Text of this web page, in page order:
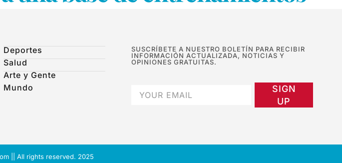
Deportes
Salud
Arte y Gente
Mundo
SUSCRÍBETE A NUESTRO BOLETÍN PARA RECIBIR
INFORMACIÓN ACTUALIZADA, NOTICIAS Y
OPINIONES GRATUITAS.
SIGN
UP
|| All rights reserved. 2025